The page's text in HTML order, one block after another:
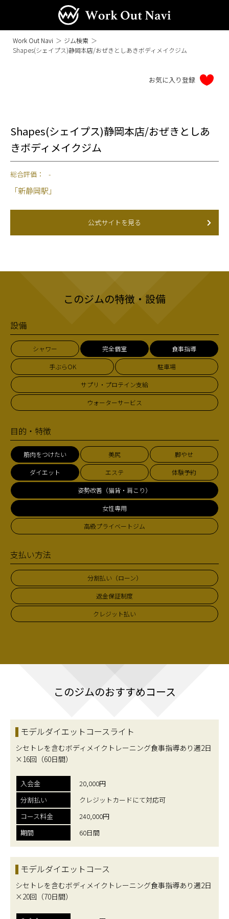
Work Out Navi ＞ ジム検索 ＞
Shapes(シェイプス)静岡本店/おぜきとしあきボディメイクジム
Shapes(シェイプス)静岡本店/おぜきとしあ
きボディメイクジム
総合評価： -
「新静岡駅」
公式サイトを見る
このジムの特徴・設備
設備
シャワー 完全個室 食事指導
手ぶらOK 駐車場
サプリ・プロテイン支給
ウォーターサービス
目的・特徴
筋肉をつけたい 美尻 脚やせ
ダイエット エステ 体験予約
姿勢改善（猫背・肩こり）
女性専用
高級プライベートジム
支払い方法
分割払い（ローン）
返金保証制度
クレジット払い
このジムのおすすめコース
モデルダイエットコースライト
シセトレを含むボディメイクトレーニング食事指導あり週2日
×16回（60日間）
入会金
20,000円
分割払い
クレジットカードにて対応可
コース料金
240,000円
期間
60日間
モデルダイエットコース
シセトレを含むボディメイクトレーニング食事指導あり週2日
×20回（70日間）